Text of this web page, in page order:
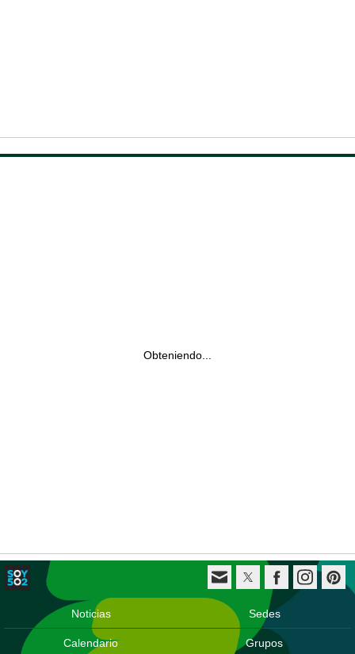
Obteniendo...
Noticias Sedes
Calendario Grupos